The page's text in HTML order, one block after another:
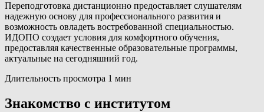
Переподготовка дистанционно предоставляет слушателям
надежную основу для профессионального развития и
возможность овладеть востребованной специальностью.
ИДОПО создает условия для комфортного обучения,
предоставляя качественные образовательные программы,
актуальные на сегодняшний год.
Длительность просмотра 1 мин
Знакомство с институтом